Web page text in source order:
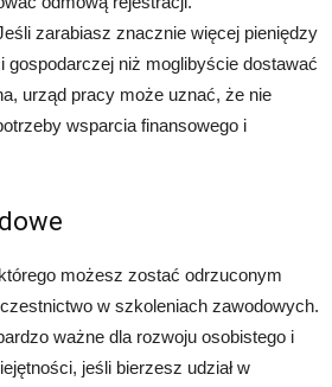
zarabiasz znacznie więcej pieniędzy
gospodarczej niż moglibyście dostawać
urząd pracy może uznać, że nie
wsparcia finansowego i
możesz zostać odrzuconym
w szkoleniach zawodowych.
ważne dla rozwoju osobistego i
jeśli bierzesz udział w